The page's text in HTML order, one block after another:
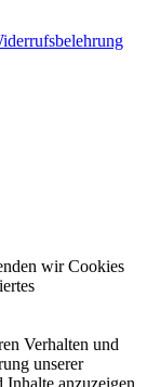
wir Cookies
Verhalten und
unserer